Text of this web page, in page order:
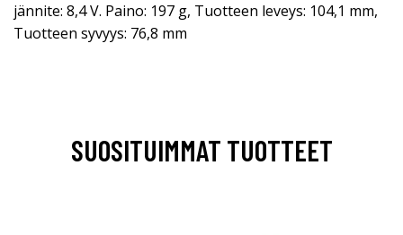
jännite: 8,4 V. Paino: 197 g, Tuotteen leveys: 104,1 mm,
Tuotteen syvyys: 76,8 mm
SUOSITUIMMAT TUOTTEET